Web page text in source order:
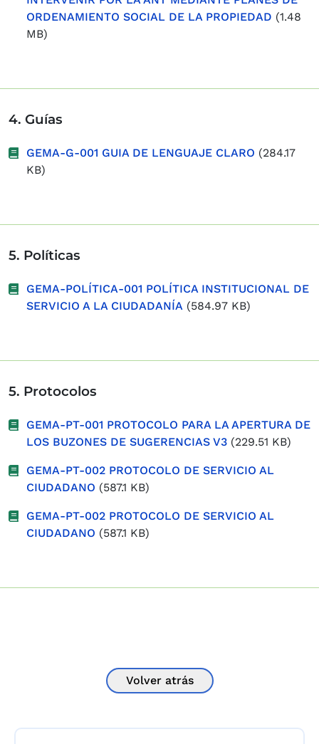
ORDENAMIENTO SOCIAL DE LA PROPIEDAD (1.48
MB)
4. Guías
GEMA-G-001 GUIA DE LENGUAJE CLARO (284.17
KB)
5. Políticas
GEMA-POLÍTICA-001 POLÍTICA INSTITUCIONAL DE
SERVICIO A LA CIUDADANÍA (584.97 KB)
5. Protocolos
GEMA-PT-001 PROTOCOLO PARA LA APERTURA DE
LOS BUZONES DE SUGERENCIAS V3 (229.51 KB)
GEMA-PT-002 PROTOCOLO DE SERVICIO AL
CIUDADANO (587.1 KB)
GEMA-PT-002 PROTOCOLO DE SERVICIO AL
CIUDADANO (587.1 KB)
Volver atrás